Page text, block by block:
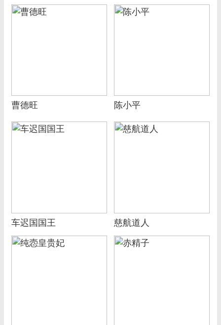
曹德旺 陈小平
车迟国国王 慈航道人